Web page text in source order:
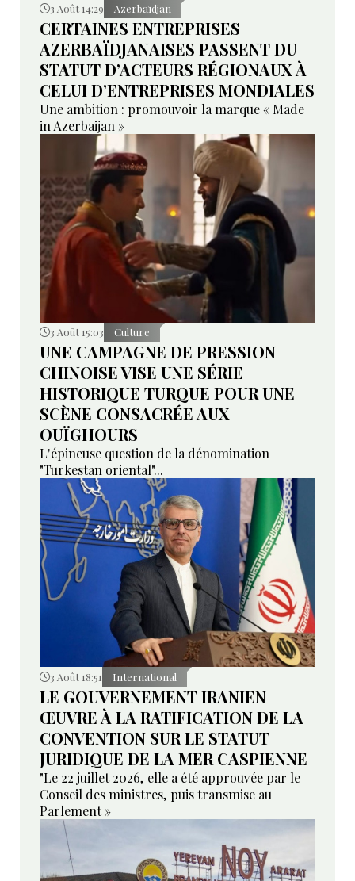
3 Août 14:29 Azerbaïdjan
CERTAINES ENTREPRISES
AZERBAÏDJANAISES PASSENT DU
STATUT D’ACTEURS RÉGIONAUX À
CELUI D’ENTREPRISES MONDIALES
Une ambition : promouvoir la marque « Made
in Azerbaijan »
3 Août 15:03 Culture
UNE CAMPAGNE DE PRESSION
CHINOISE VISE UNE SÉRIE
HISTORIQUE TURQUE POUR UNE
SCÈNE CONSACRÉE AUX
OUÏGHOURS
L'épineuse question de la dénomination
"Turkestan oriental"...
3 Août 18:51 International
LE GOUVERNEMENT IRANIEN
ŒUVRE À LA RATIFICATION DE LA
CONVENTION SUR LE STATUT
JURIDIQUE DE LA MER CASPIENNE
"Le 22 juillet 2026, elle a été approuvée par le
Conseil des ministres, puis transmise au
Parlement »